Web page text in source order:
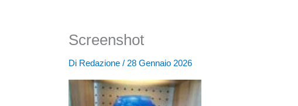
Screenshot
Di Redazione / 28 Gennaio 2026